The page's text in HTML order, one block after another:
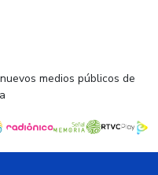
medios públicos de